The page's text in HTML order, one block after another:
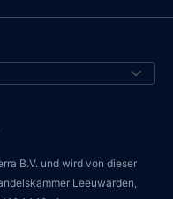
B.V. und wird von dieser
Leeuwarden,